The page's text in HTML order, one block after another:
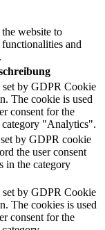
website to
and
by GDPR Cookie
The cookie is used
consent for the
category "Analytics".
by GDPR cookie
the user consent
in the category
by GDPR Cookie
The cookies is used
consent for the